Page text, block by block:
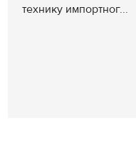
технику импортног...